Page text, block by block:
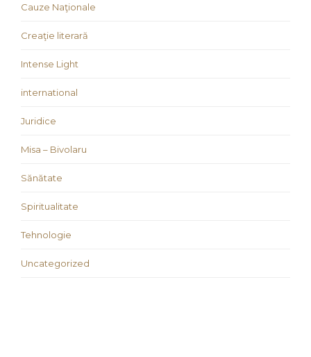
Cauze Naţionale
Creaţie literară
Intense Light
international
Juridice
Misa – Bivolaru
Sănătate
Spiritualitate
Tehnologie
Uncategorized